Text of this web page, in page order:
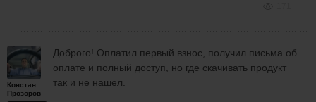
Константин
Прозоров
Доброго! Оплатил первый взнос, получил письма об
оплате и полный доступ, но где скачивать продукт
так и не нашел.